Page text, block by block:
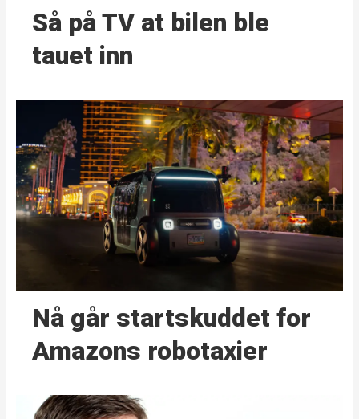
Så på TV at bilen ble
tauet inn
Nå går start­skuddet for
Amazons robotaxier